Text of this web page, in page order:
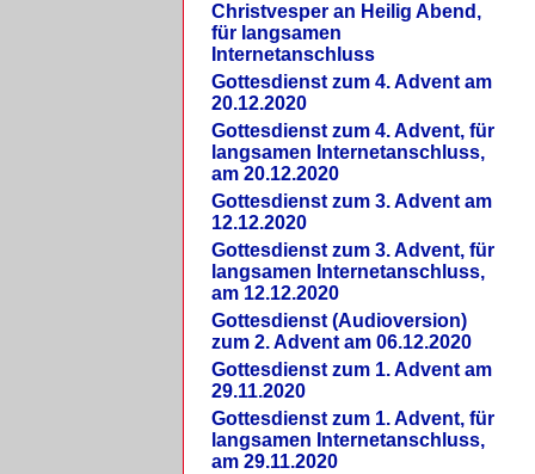
Christvesper an Heilig Abend,
für langsamen
Internetanschluss
Gottesdienst zum 4. Advent am
20.12.2020
Gottesdienst zum 4. Advent, für
langsamen Internetanschluss,
am 20.12.2020
Gottesdienst zum 3. Advent am
12.12.2020
Gottesdienst zum 3. Advent, für
langsamen Internetanschluss,
am 12.12.2020
Gottesdienst (Audioversion)
zum 2. Advent am 06.12.2020
Gottesdienst zum 1. Advent am
29.11.2020
Gottesdienst zum 1. Advent, für
langsamen Internetanschluss,
am 29.11.2020